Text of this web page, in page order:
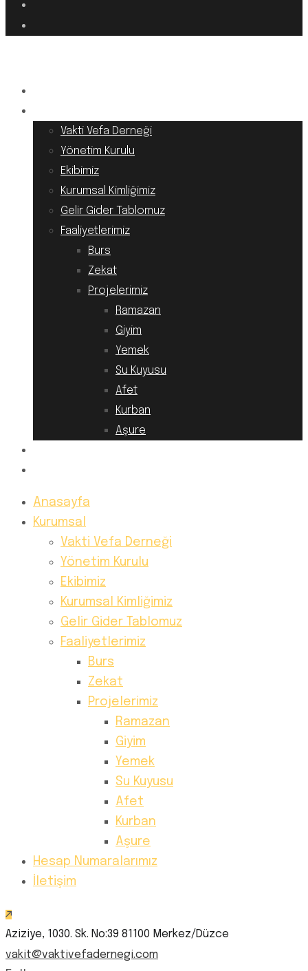
Vakti Vefa Derneği
Yönetim Kurulu
Ekibimiz
Kurumsal Kimliğimiz
Gelir Gider Tablomuz
Faaliyetlerimiz
Burs
Zekat
Projelerimiz
Ramazan
Giyim
Yemek
Su Kuyusu
Afet
Kurban
Aşure
Anasayfa
Kurumsal
Vakti Vefa Derneği
Yönetim Kurulu
Ekibimiz
Kurumsal Kimliğimiz
Gelir Gider Tablomuz
Faaliyetlerimiz
Burs
Zekat
Projelerimiz
Ramazan
Giyim
Yemek
Su Kuyusu
Afet
Kurban
Aşure
Hesap Numaralarımız
İletişim
Aziziye, 1030. Sk. No:39 81100 Merkez/Düzce
vakit@vaktivefadernegi.com